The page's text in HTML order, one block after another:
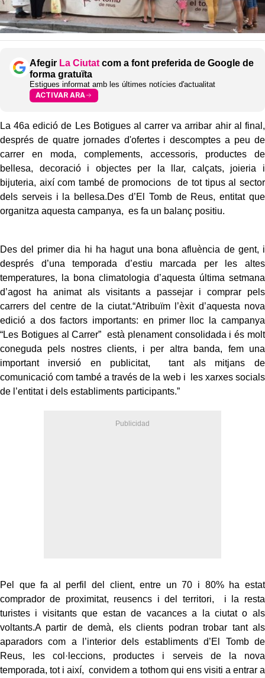
Afegir La Ciutat com a font preferida de Google de
forma gratuïta
Estigues informat amb les últimes notícies d'actualitat
ACTIVAR ARA
La 46a edició de Les Botigues al carrer va arribar ahir al final,
després de quatre jornades d'ofertes i descomptes a peu de
carrer en moda, complements, accessoris, productes de
bellesa, decoració i objectes per la llar, calçats, joieria i
bijuteria, així com també de promocions de tot tipus al sector
dels serveis i la bellesa.Des d’El Tomb de Reus, entitat que
organitza aquesta campanya, es fa un balanç positiu.
Des del primer dia hi ha hagut una bona afluència de gent, i
després d’una temporada d’estiu marcada per les altes
temperatures, la bona climatologia d’aquesta última setmana
d’agost ha animat als visitants a passejar i comprar pels
carrers del centre de la ciutat.“Atribuïm l’èxit d’aquesta nova
edició a dos factors importants: en primer lloc la campanya
“Les Botigues al Carrer” està plenament consolidada i és molt
coneguda pels nostres clients, i per altra banda, fem una
important inversió en publicitat, tant als mitjans de
comunicació com també a través de la web i les xarxes socials
de l’entitat i dels establiments participants.”
Pel que fa al perfil del client, entre un 70 i 80% ha estat
comprador de proximitat, reusencs i del territori, i la resta
turistes i visitants que estan de vacances a la ciutat o als
voltants.A partir de demà, els clients podran trobar tant als
aparadors com a l’interior dels establiments d’El Tomb de
Reus, les col·leccions, productes i serveis de la nova
temporada, tot i així, convidem a tothom qui ens visiti a entrar a